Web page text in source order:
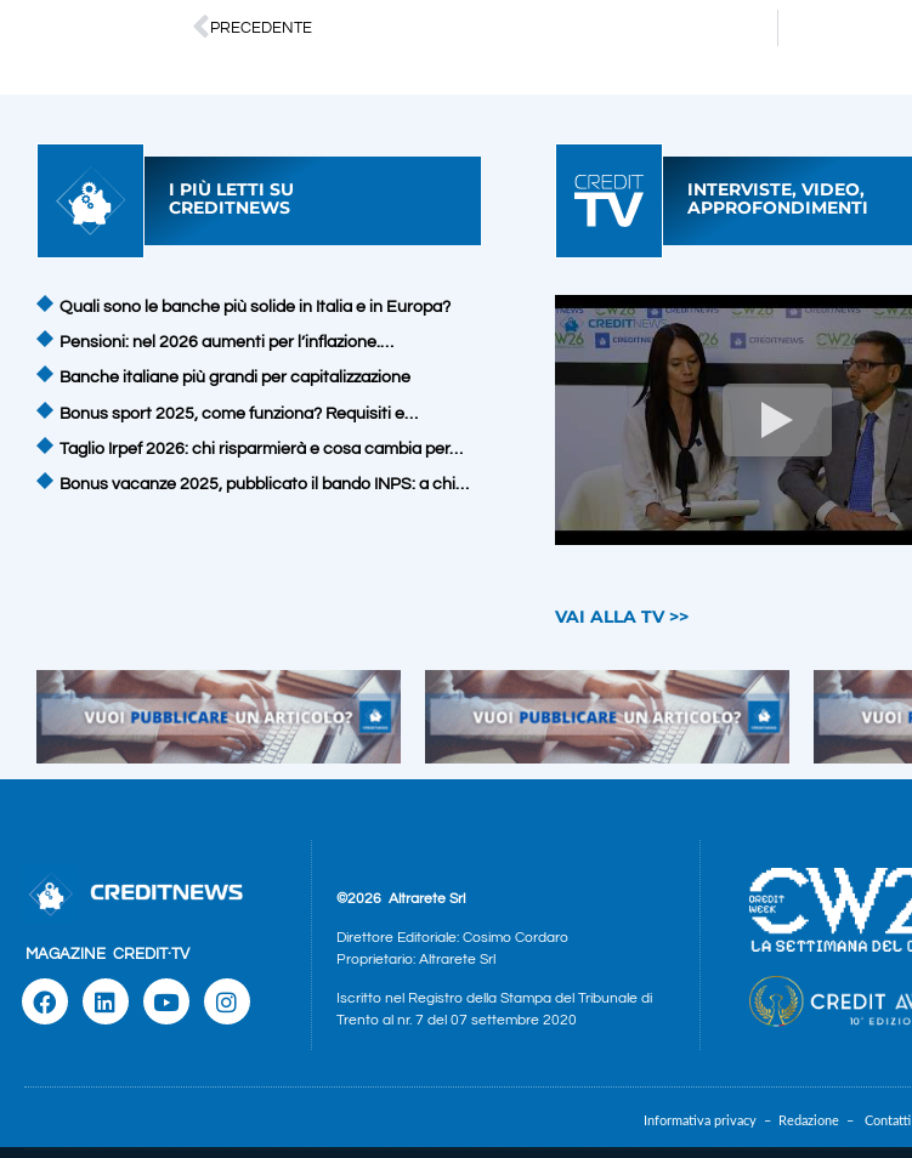
PRECEDENTE
I PIÙ LETTI SU
CREDITNEWS
Quali sono le banche più solide in Italia e in Europa?
Pensioni: nel 2026 aumenti per l’inflazione.…
Banche italiane più grandi per capitalizzazione
Bonus sport 2025, come funziona? Requisiti e…
Taglio Irpef 2026: chi risparmierà e cosa cambia per…
Bonus vacanze 2025, pubblicato il bando INPS: a chi…
INTERVISTE, VIDEO,
APPROFONDIMENTI
VAI ALLA TV >>
MAGAZINE CREDIT·TV
©2026 Altrarete Srl
Direttore Editoriale: Cosimo Cordaro
Proprietario: Altrarete Srl
Iscritto nel Registro della Stampa del Tribunale di
Trento al nr. 7 del 07 settembre 2020
Informativa privacy – Redazione – Contatti